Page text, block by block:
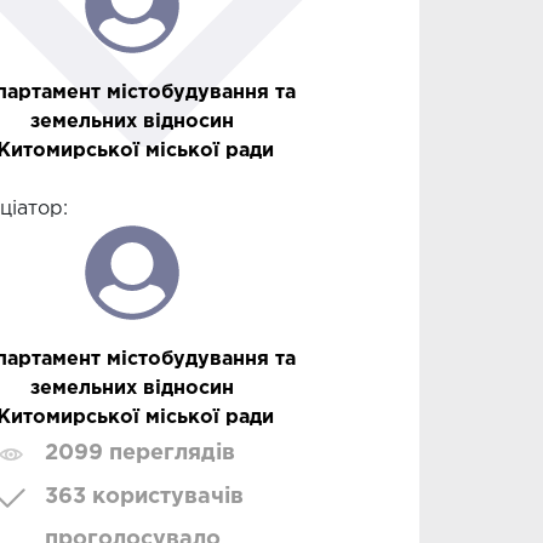
містобудування та
земельних відносин
міської ради
містобудування та
земельних відносин
міської ради
2099 переглядів
363 користувачів